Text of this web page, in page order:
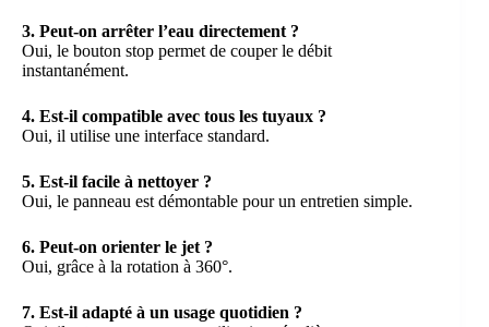
3. Peut-on arrêter l’eau directement ?
Oui, le bouton stop permet de couper le débit
instantanément.
4. Est-il compatible avec tous les tuyaux ?
Oui, il utilise une interface standard.
5. Est-il facile à nettoyer ?
Oui, le panneau est démontable pour un entretien simple.
6. Peut-on orienter le jet ?
Oui, grâce à la rotation à 360°.
7. Est-il adapté à un usage quotidien ?